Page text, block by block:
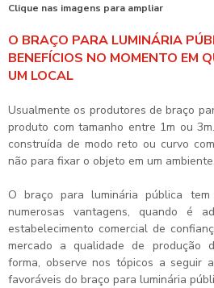
Clique nas imagens para ampliar
O BRAÇO PARA LUMINÁRIA
BENEFÍCIOS NO MOMENTO EM
UM LOCAL
Usualmente os produtores de braço
produto com tamanho entre 1m ou
construída de modo reto ou curvo
não para fixar o objeto em um ambiente.
O braço para luminária pública
numerosas vantagens, quando é
estabelecimento comercial de
mercado a qualidade de produção
forma, observe nos tópicos a seguir
favoráveis do braço para luminária